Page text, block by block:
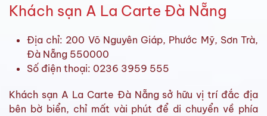
Khách sạn A La Carte Đà Nẵng
Địa chỉ: 200 Võ Nguyên Giáp, Phước Mỹ, Sơn Trà,
Đà Nẵng 550000
Số điện thoại: 0236 3959 555
Khách sạn A La Carte Đà Nẵng sở hữu vị trí đắc địa
bên bờ biển, chỉ mất vài phút để di chuyển về phía